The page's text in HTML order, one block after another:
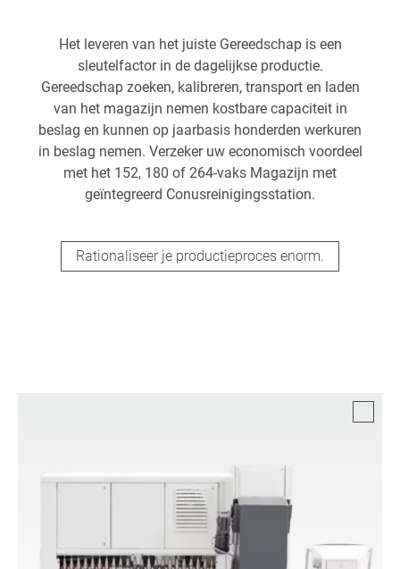
Het leveren van het juiste Gereedschap is een
sleutelfactor in de dagelijkse productie.
Gereedschap zoeken, kalibreren, transport en laden
van het magazijn nemen kostbare capaciteit in
beslag en kunnen op jaarbasis honderden werkuren
in beslag nemen. Verzeker uw economisch voordeel
met het 152, 180 of 264-vaks Magazijn met
geïntegreerd Conusreinigingsstation.
Rationaliseer je productieproces enorm.